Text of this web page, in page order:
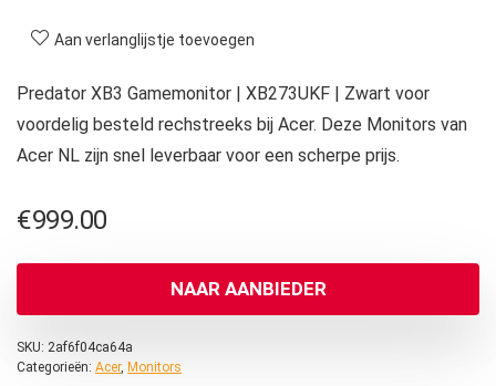
Aan verlanglijstje toevoegen
Predator XB3 Gamemonitor | XB273UKF | Zwart voor
voordelig besteld rechstreeks bij Acer. Deze Monitors van
Acer NL zijn snel leverbaar voor een scherpe prijs.
€999.00
NAAR AANBIEDER
SKU: 2af6f04ca64a
Categorieën: Acer, Monitors